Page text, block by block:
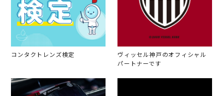
コンタクトレンズ検定
ヴィッセル神戸のオフィシャル
パートナーです